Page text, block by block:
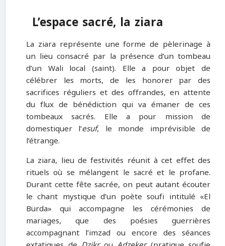
L’espace sacré, la ziara
La ziara représente une forme de pèlerinage à
un lieu consacré par la présence d’un tombeau
d’un Wali local (saint). Elle a pour objet de
célébrer les morts, de les honorer par des
sacrifices réguliers et des offrandes, en attente
du flux de bénédiction qui va émaner de ces
tombeaux sacrés. Elle a pour mission de
domestiquer l’esuf, le monde imprévisible de
l’étrange.
La ziara, lieu de festivités réunit à cet effet des
rituels où se mélangent le sacré et le profane.
Durant cette fête sacrée, on peut autant écouter
le chant mystique d’un poète soufi intitulé «El
Burda» qui accompagne les cérémonies de
mariages, que des poésies guerrières
accompagnant l’imzad ou encore des séances